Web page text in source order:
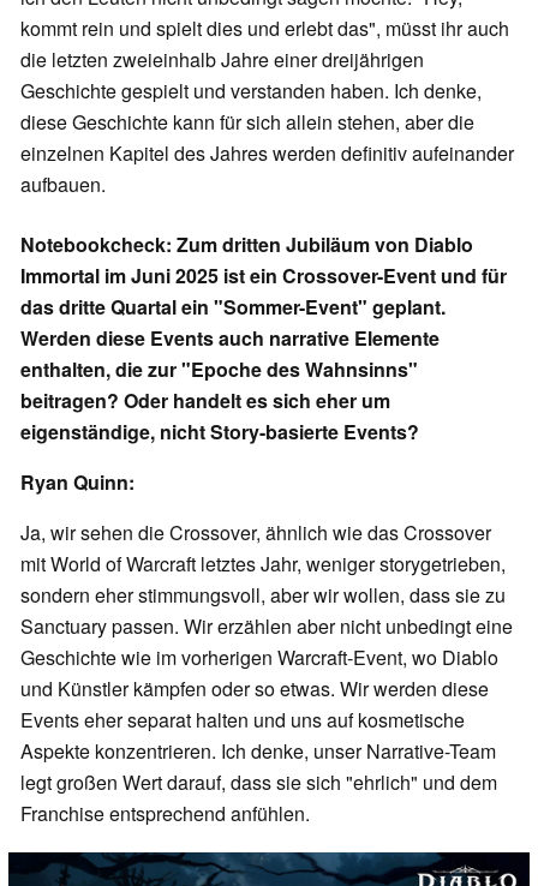
kommt rein und spielt dies und erlebt das", müsst ihr auch
die letzten zweieinhalb Jahre einer dreijährigen
Geschichte gespielt und verstanden haben. Ich denke,
diese Geschichte kann für sich allein stehen, aber die
einzelnen Kapitel des Jahres werden definitiv aufeinander
aufbauen.
Notebookcheck: Zum dritten Jubiläum von Diablo
Immortal im Juni 2025 ist ein Crossover-Event und für
das dritte Quartal ein "Sommer-Event" geplant.
Werden diese Events auch narrative Elemente
enthalten, die zur "Epoche des Wahnsinns"
beitragen? Oder handelt es sich eher um
eigenständige, nicht Story-basierte Events?
Ryan Quinn:
Ja, wir sehen die Crossover, ähnlich wie das Crossover
mit World of Warcraft letztes Jahr, weniger storygetrieben,
sondern eher stimmungsvoll, aber wir wollen, dass sie zu
Sanctuary passen. Wir erzählen aber nicht unbedingt eine
Geschichte wie im vorherigen Warcraft-Event, wo Diablo
und Künstler kämpfen oder so etwas. Wir werden diese
Events eher separat halten und uns auf kosmetische
Aspekte konzentrieren. Ich denke, unser Narrative-Team
legt großen Wert darauf, dass sie sich "ehrlich" und dem
Franchise entsprechend anfühlen.